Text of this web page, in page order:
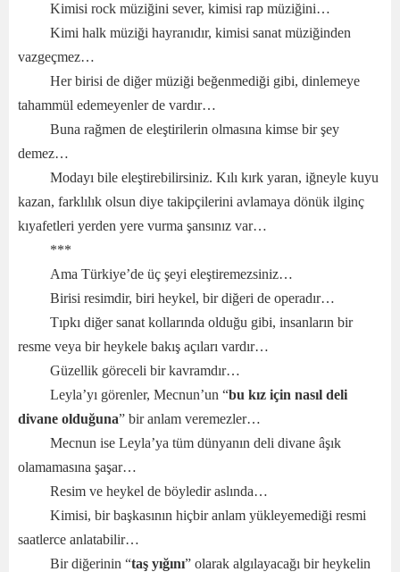
Kimisi rock müziğini sever, kimisi rap müziğini…
Kimi halk müziği hayranıdır, kimisi sanat müziğinden
vazgeçmez…
Her birisi de diğer müziği beğenmediği gibi, dinlemeye
tahammül edemeyenler de vardır…
Buna rağmen de eleştirilerin olmasına kimse bir şey
demez…
Modayı bile eleştirebilirsiniz. Kılı kırk yaran, iğneyle kuyu
kazan, farklılık olsun diye takipçilerini avlamaya dönük ilginç
kıyafetleri yerden yere vurma şansınız var…
***
Ama Türkiye’de üç şeyi eleştiremezsiniz…
Birisi resimdir, biri heykel, bir diğeri de operadır…
Tıpkı diğer sanat kollarında olduğu gibi, insanların bir
resme veya bir heykele bakış açıları vardır…
Güzellik göreceli bir kavramdır…
Leyla’yı görenler, Mecnun’un “bu kız için nasıl deli
divane olduğuna” bir anlam veremezler…
Mecnun ise Leyla’ya tüm dünyanın deli divane âşık
olamamasına şaşar…
Resim ve heykel de böyledir aslında…
Kimisi, bir başkasının hiçbir anlam yükleyemediği resmi
saatlerce anlatabilir…
Bir diğerinin “taş yığını” olarak algılayacağı bir heykelin